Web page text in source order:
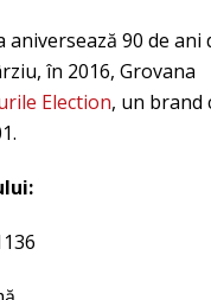
aniversează 90 de ani
în 2016, Grovana
Election, un brand